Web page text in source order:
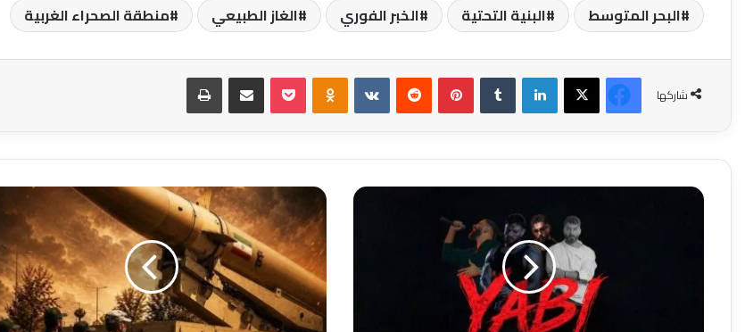
البحر المتوسط البنية التحتية الخبر الفوري الغاز الطبيعي منطقة الصحراء الغربية
شاركها
فيسبوك‫X لينكدإن بينتيريست Odnoklassniki
‫Pocket مشاركة عبر البريد طباعة
“يا
منصات
الظل
الإيرانية
تربك
حسابات
الحرب
الحديثة